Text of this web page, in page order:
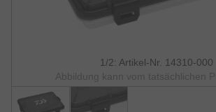
1/2: Artikel-Nr. 14310-000
Abbildung kann vom tatsächlichen